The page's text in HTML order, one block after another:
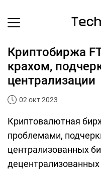
Криптобиржа
крахом,
централизации
02 окт 2023
Криптовалютная
проблемами,
централизованных